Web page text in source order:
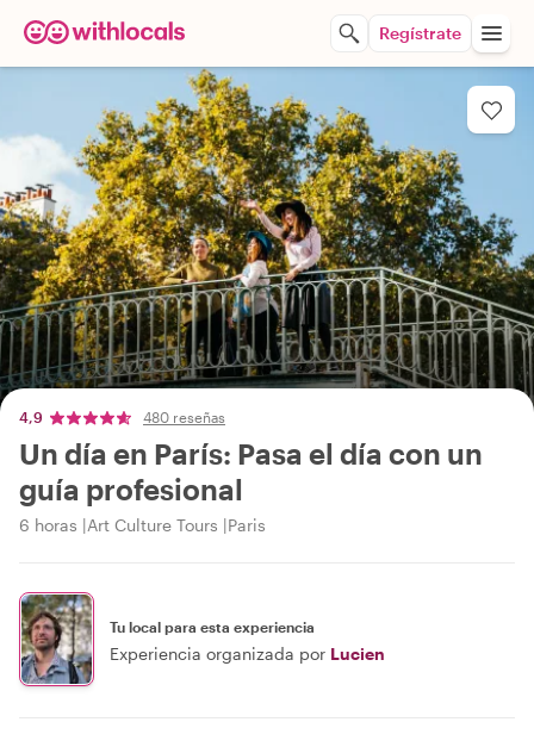
Regístrate
4,9 480 reseñas
Un día en París: Pasa el día con un
guía profesional
6 horas Art Culture Tours Paris
Tu local para esta experiencia
Experiencia organizada por Lucien